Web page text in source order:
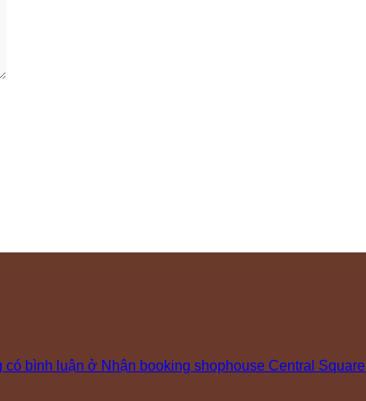
có bình luận ở Nhận booking shophouse Central